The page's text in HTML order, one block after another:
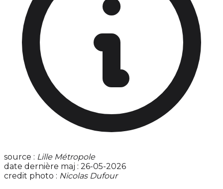
source : Lille Métropole
date dernière maj : 26-05-2026
credit photo : Nicolas Dufour